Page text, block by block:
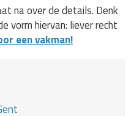
na over de details. Denk
vorm hiervan: liever recht
een vakman!